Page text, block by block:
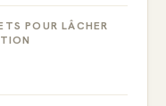
POUR LÂCHER